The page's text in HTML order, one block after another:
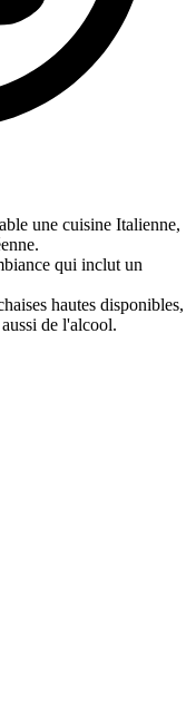
une cuisine Italienne,
qui inclut un
hautes disponibles,
de l'alcool.